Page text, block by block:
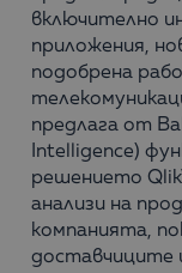
включително
приложения,
подобрена
предлага от
Intelligence)
решението
анализи на
компанията,
доставчиците